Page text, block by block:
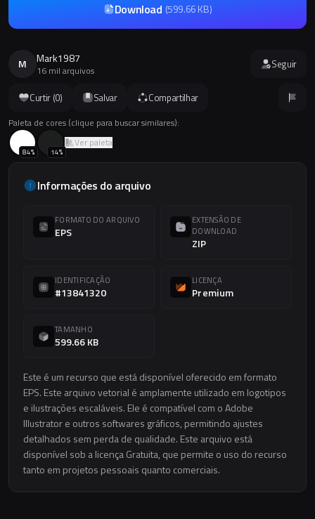
Curtir (0) Salvar Compartilhar
Paleta de cores (clique para buscar similares):
84% 14%
Ver paleta
Informações do arquivo
FORMATO DO ARQUIVO
EPS
EXTENSÃO DE
DOWNLOAD
ZIP
IDENTIFICAÇÃO
#13841320
LICENÇA
Premium
TAMANHO
599.66 KB
Este é um recurso que está disponível oferecido em formato
EPS. Este arquivo vetorial é amplamente utilizado em logotipos
e ilustrações escaláveis. Ele é compatível com o Adobe
Illustrator e outros softwares gráficos, permitindo ajustes
detalhados sem perda de qualidade. Este arquivo está
disponível sob a licença Gratuita, que permite o uso do recurso
tanto em projetos pessoais quanto comerciais.
Download (599.66 KB)
M Mark1987
16 mil arquivos Seguir